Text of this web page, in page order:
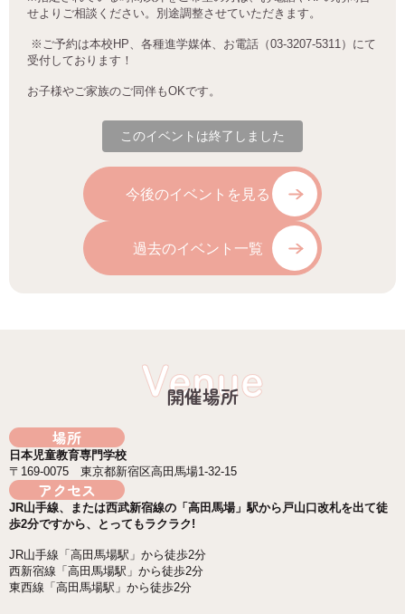
せよりご相談ください。別途調整させていただきます。
※ご予約は本校HP、各種進学媒体、お電話（03-3207-5311）にて
受付しております！
お子様やご家族のご同伴もOKです。
このイベントは終了しました
今後のイベントを見る
過去のイベント一覧
Venue
開催場所
場所
日本児童教育専門学校
〒169-0075 東京都新宿区高田馬場1-32-15
アクセス
JR山手線、または西武新宿線の「高田馬場」駅から戸山口改札を出て徒
歩2分ですから、とってもラクラク!
JR山手線「高田馬場駅」から徒歩2分
西新宿線「高田馬場駅」から徒歩2分
東西線「高田馬場駅」から徒歩2分